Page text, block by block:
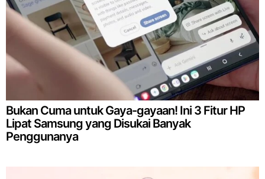
Bukan Cuma untuk Gaya-gayaan! Ini 3 Fitur HP
Lipat Samsung yang Disukai Banyak
Penggunanya